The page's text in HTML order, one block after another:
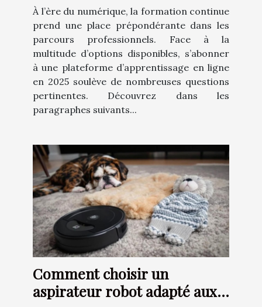
À l’ère du numérique, la formation continue
prend une place prépondérante dans les
parcours professionnels. Face à la
multitude d’options disponibles, s’abonner
à une plateforme d’apprentissage en ligne
en 2025 soulève de nombreuses questions
pertinentes. Découvrez dans les
paragraphes suivants...
Comment choisir un
aspirateur robot adapté aux